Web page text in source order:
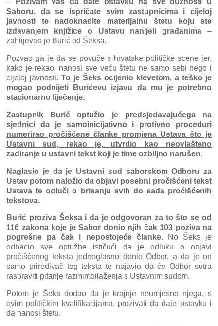
–
Pozivam vas da date ostavku na sve dužnosti u
Saboru, da se ispričate svim zastupnicima i cijeloj
javnosti te nadoknadite materijalnu štetu koju ste
izdavanjem knjižice o Ustavu nanijeli građanima –
zahtijevao je Burić od Šeksa.
Pozvao ga je da se povuče s hrvatske političke scene jer,
kako je rekao, nanosi sve veću štetu ne samo sebi nego i
cijeloj javnosti. To je Šeks ocijenio klevetom, a teško je
mogao podnijeti Burićevu izjavu da mu je potrebno
stacionarno liječenje.
Zastupnik Burić optužio je predsjedavajućega na
sjednici da je samoinicijativno i protivno proceduri
numerirao pročišćene članke promjena Ustava što je
Ustavni sud, rekao je, utvrdio kao neovlašteno
zadiranje u ustavni tekst koji je time ozbiljno narušen.
Naglasio je da je Ustavni sud saborskom Odboru za
Ustav potom naložio da objavi posebni pročišćeni tekst
Ustava te odluči o brisanju svih do sada pročišćenih
tekstova.
Burić proziva Šeksa i da je odgovoran za to što se od
116 zakona koje je Sabor donio njih čak 103 poziva na
pogrešne pa čak i nepostojeće članke.No Šeks je
odbacio sve optužbe ističući da je odluku o objavi
pročišćenog teksta jednoglasno donio Odbor, a da je on
samo priređivač tog teksta te najavio da će Odbor sutra
raspraviti pitanje razmimoilaženja s Ustavnim sudom.
Potom je Šeks dodao da je krajnje neumjesno njega, s
ovim političkim kvalifikacijama, prozivati da daje ostavku i
da nanosi štetu.